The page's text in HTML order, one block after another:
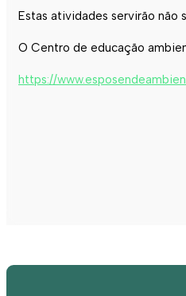
Estas atividades servirão não
O Centro de educação
https://